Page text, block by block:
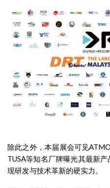
除此之外，本届展会可见
TUSA等知名厂牌曝光其最新
现研发与技术革新的硬实力。